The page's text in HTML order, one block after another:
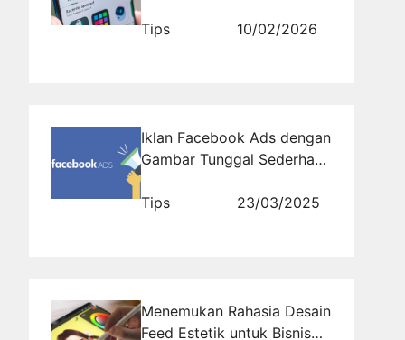
Strateginya
Tips 10/02/2026
Iklan Facebook Ads dengan
Gambar Tunggal Sederhana
Tips
23/03/2025
Menemukan Rahasia Desain
Feed Estetik untuk Bisnis